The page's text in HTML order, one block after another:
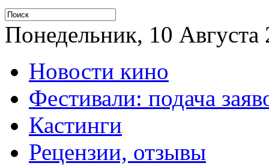
Понедельник, 10 Августа
Новости кино
Фестивали: подача
Кастинги
Рецензии, отзывы